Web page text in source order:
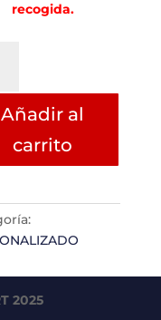
recogida.
Añadir al
carrito
2025